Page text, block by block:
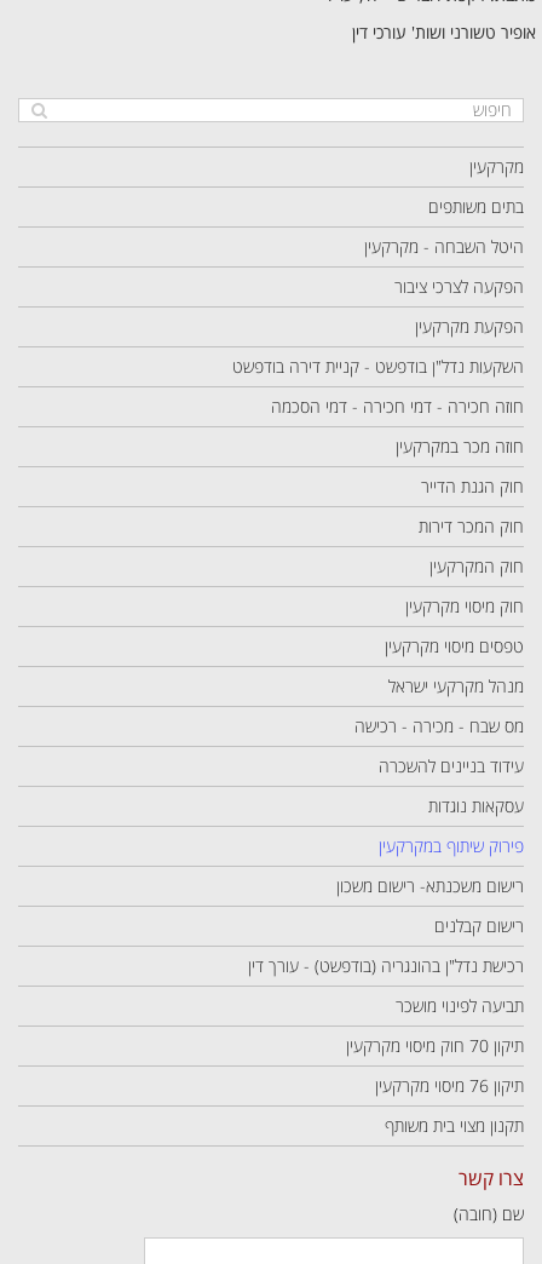
אופיר טשורני ושות' עורכי דין
מקרקעין
בתים משותפים
היטל השבחה - מקרקעין
הפקעה לצרכי ציבור
הפקעת מקרקעין
השקעות נדל"ן בודפשט - קניית דירה בודפשט
חוזה חכירה - דמי חכירה - דמי הסכמה
חוזה מכר במקרקעין
חוק הגנת הדייר
חוק המכר דירות
חוק המקרקעין
חוק מיסוי מקרקעין
טפסים מיסוי מקרקעין
מנהל מקרקעי ישראל
מס שבח - מכירה - רכישה
עידוד בניינים להשכרה
עסקאות נוגדות
פירוק שיתוף במקרקעין
רישום משכנתא- רישום משכון
רישום קבלנים
רכישת נדל"ן בהונגריה (בודפשט) - עורך דין
תביעה לפינוי מושכר
תיקון 70 חוק מיסוי מקרקעין
תיקון 76 מיסוי מקרקעין
תקנון מצוי בית משותף
צרו קשר
שם (חובה)